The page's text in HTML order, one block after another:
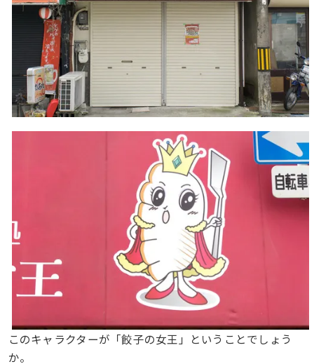
このキャラクターが「餃子の女王」ということでしょう
か。